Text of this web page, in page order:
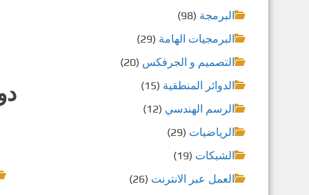
البرمجة (98)
البرمجيات الهامة (29)
التصميم و الجرفكس (20)
الدوائر المنطقية (15)
الرسم الهندسي (12)
الرياضيات (29)
الشبكات (19)
العمل عبر الانترنت (26)